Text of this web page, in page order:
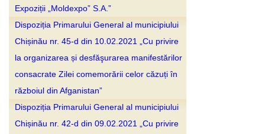
Expoziții „Moldexpo” S.A.”
Dispoziția Primarului General al municipiului
Chișinău nr. 45-d din 10.02.2021 „Cu privire
la organizarea și desfăşurarea manifestărilor
consacrate Zilei comemorării celor căzuți în
războiul din Afganistan”
Dispoziția Primarului General al municipiului
Chișinău nr. 42-d din 09.02.2021 „Cu privire